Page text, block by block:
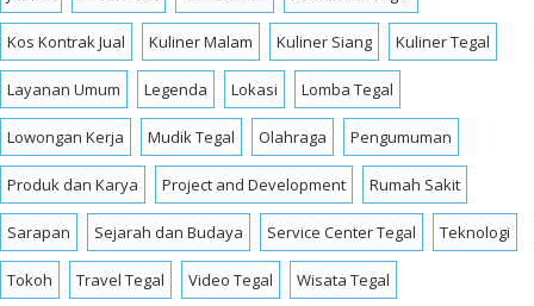
Kos Kontrak Jual Kuliner Malam Kuliner Siang Kuliner Tegal
Layanan Umum Legenda Lokasi Lomba Tegal
Lowongan Kerja Mudik Tegal Olahraga Pengumuman
Produk dan Karya Project and Development Rumah Sakit
Sarapan Sejarah dan Budaya Service Center Tegal Teknologi
Tokoh Travel Tegal Video Tegal Wisata Tegal